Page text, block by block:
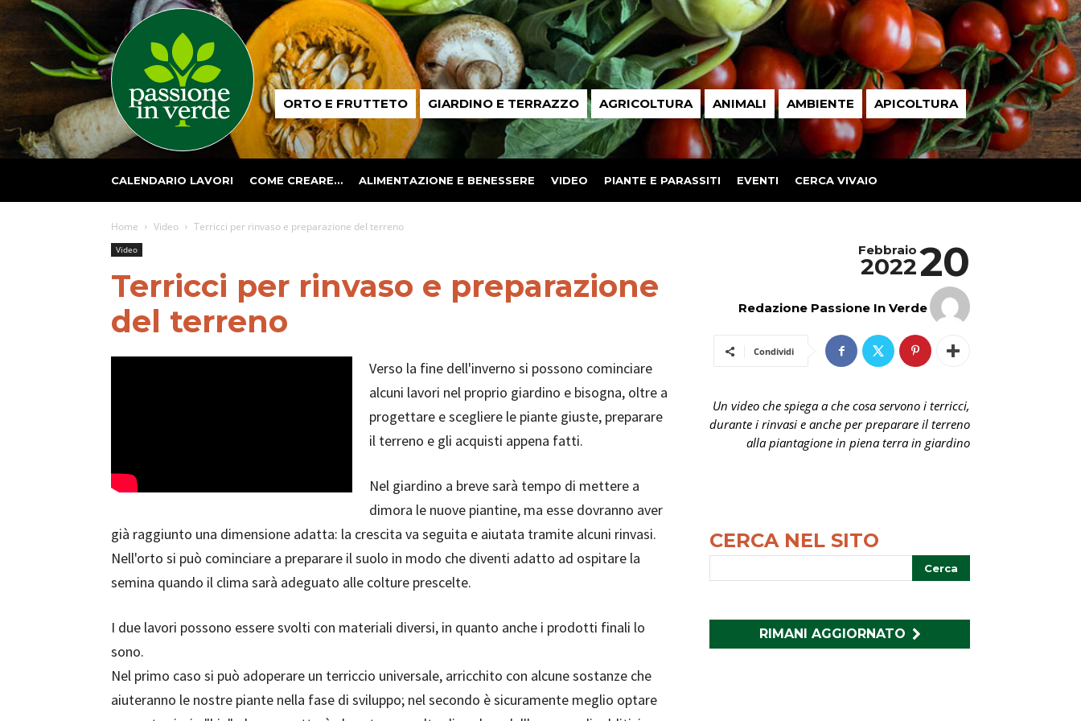
Passione
in ORTO E FRUTTETO GIARDINO E TERRAZZO AGRICOLTURA ANIMALI AMBIENTE APICOLTURA
CALENDARIO LAVORI COME CREARE… ALIMENTAZIONE E BENESSERE VIDEO PIANTE E PARASSITI EVENTI CERCA VIVAIO
Home Video Terricci per rinvaso e preparazione del terreno
Video
Terricci per rinvaso e preparazione
del terreno
Verso la fine dell'inverno si possono cominciare
alcuni lavori nel proprio giardino e bisogna, oltre a
progettare e scegliere le piante giuste, preparare
il terreno e gli acquisti appena fatti.
Nel giardino a breve sarà tempo di mettere a
dimora le nuove piantine, ma esse dovranno aver
già raggiunto una dimensione adatta: la crescita va seguita e aiutata tramite alcuni rinvasi.
Nell'orto si può cominciare a preparare il suolo in modo che diventi adatto ad ospitare la
semina quando il clima sarà adeguato alle colture prescelte.
I due lavori possono essere svolti con materiali diversi, in quanto anche i prodotti finali lo
sono.
Nel primo caso si può adoperare un terriccio universale, arricchito con alcune sostanze che
aiuteranno le nostre piante nella fase di sviluppo; nel secondo è sicuramente meglio optare
20
Febbraio
2022
Redazione Passione In Verde
Condividi
Un video che spiega a che cosa servono i terricci,
durante i rinvasi e anche per preparare il terreno
alla piantagione in piena terra in giardino
CERCA NEL SITO
RIMANI AGGIORNATO